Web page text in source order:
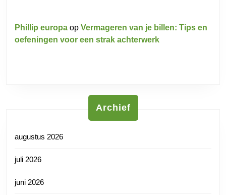
Phillip europa op Vermageren van je billen: Tips en
oefeningen voor een strak achterwerk
Archief
augustus 2026
juli 2026
juni 2026